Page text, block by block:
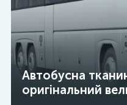
Автобусна
оригінальний